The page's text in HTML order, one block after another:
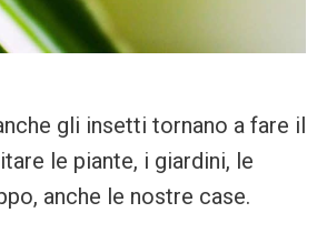
gli insetti tornano a fare il
le piante, i giardini, le
anche le nostre case.